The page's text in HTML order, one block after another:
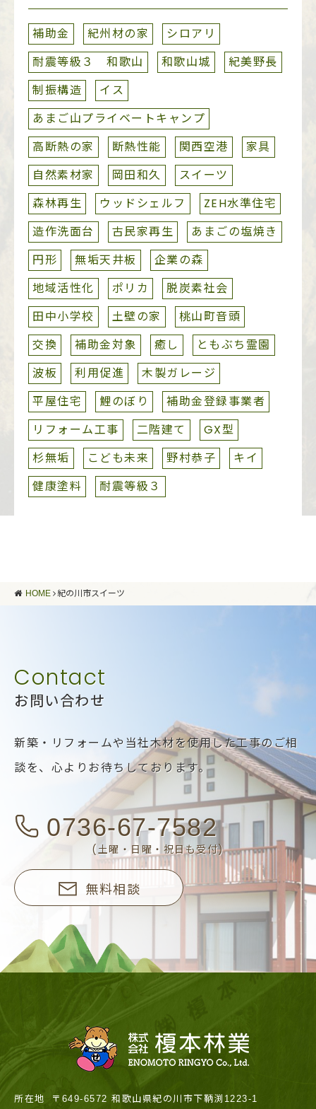
補助金 紀州材の家
シロアリ
耐震等級３ 和歌山
和歌山城
紀美野長
制振構造
イス
あまご山プライベートキャンプ
高断熱の家
断熱性能 関西空港
家具
自然素材家
岡田和久
スイーツ
森林再生
ウッドシェルフ
ZEH水準住宅
造作洗面台
古民家再生
あまごの塩焼き
円形
無垢天井板
企業の森
地域活性化
ポリカ
脱炭素社会
田中小学校
土壁の家
桃山町音頭
交換
補助金対象 癒し
ともぶち霊園
波板
利用促進
木製ガレージ
平屋住宅
鯉のぼり
補助金登録事業者
リフォーム工事
二階建て
GX型
杉無垢
こども未来 野村恭子
キイ
健康塗料
耐震等級３
HOME 紀の川市スイーツ
お問い合わせ
新築・リフォームや当社木材を使用した工事のご相
談を、 心よりお待ちしております。
0736-67-7582
(土曜・日曜・祝日も受付)
無料相談
所在地 〒649-6572 和歌山県紀の川市下鞆渕1223-1